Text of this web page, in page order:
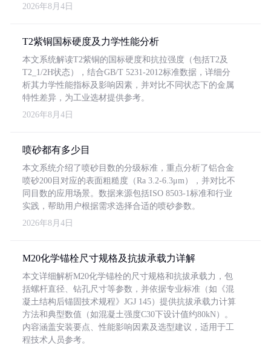
2026年8月4日
T2紫铜国标硬度及力学性能分析
本文系统解读T2紫铜的国标硬度和抗拉强度（包括T2及
T2_1/2H状态），结合GB/T 5231-2012标准数据，详细分
析其力学性能指标及影响因素，并对比不同状态下的金属
特性差异，为工业选材提供参考。
2026年8月4日
喷砂都有多少目
本文系统介绍了喷砂目数的分级标准，重点分析了铝合金
喷砂200目对应的表面粗糙度（Ra 3.2-6.3μm），并对比不
同目数的应用场景。数据来源包括ISO 8503-1标准和行业
实践，帮助用户根据需求选择合适的喷砂参数。
2026年8月4日
M20化学锚栓尺寸规格及抗拔承载力详解
本文详细解析M20化学锚栓的尺寸规格和抗拔承载力，包
括螺杆直径、钻孔尺寸等参数，并依据专业标准（如《混
凝土结构后锚固技术规程》JGJ 145）提供抗拔承载力计算
方法和典型数值（如混凝土强度C30下设计值约80kN）。
内容涵盖安装要点、性能影响因素及选型建议，适用于工
程技术人员参考。